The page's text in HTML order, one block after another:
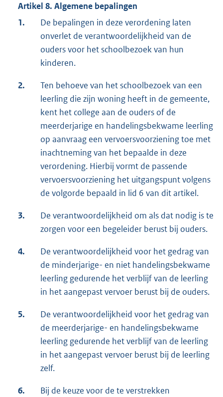
Artikel 8. Algemene bepalingen
1.
De bepalingen in deze verordening laten
onverlet de verantwoordelijkheid van de
ouders voor het schoolbezoek van hun
kinderen.
2.
Ten behoeve van het schoolbezoek van een
leerling die zijn woning heeft in de gemeente,
kent het college aan de ouders of de
meerderjarige en handelingsbekwame leerling
op aanvraag een vervoersvoorziening toe met
inachtneming van het bepaalde in deze
verordening. Hierbij vormt de passende
vervoersvoorziening het uitgangspunt volgens
de volgorde bepaald in lid 6 van dit artikel.
3.
De verantwoordelijkheid om als dat nodig is te
zorgen voor een begeleider berust bij ouders.
4.
De verantwoordelijkheid voor het gedrag van
de minderjarige- en niet handelingsbekwame
leerling gedurende het verblijf van de leerling
in het aangepast vervoer berust bij de ouders.
5.
De verantwoordelijkheid voor het gedrag van
de meerderjarige- en handelingsbekwame
leerling gedurende het verblijf van de leerling
in het aangepast vervoer berust bij de leerling
zelf.
6.
Bij de keuze voor de te verstrekken